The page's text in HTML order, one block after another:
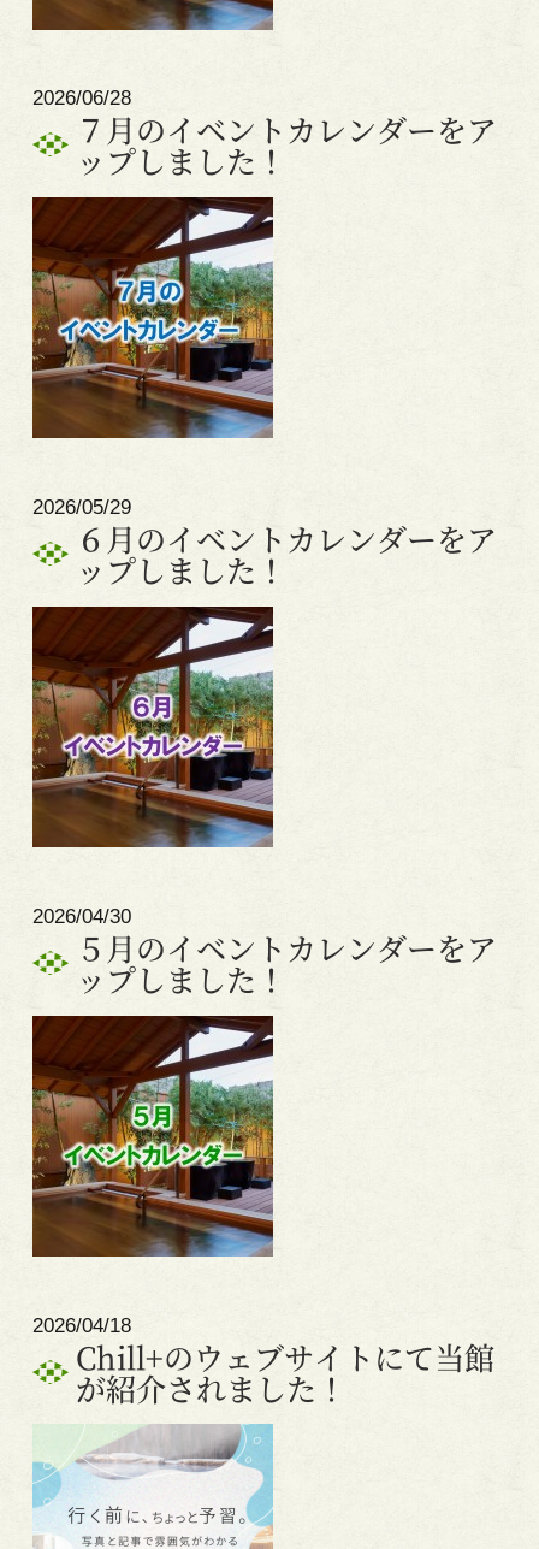
2026/06/28
７月のイベントカレンダーをア
ップしました！
2026/05/29
６月のイベントカレンダーをア
ップしました！
2026/04/30
５月のイベントカレンダーをア
ップしました！
2026/04/18
Chill+のウェブサイトにて当館
が紹介されました！